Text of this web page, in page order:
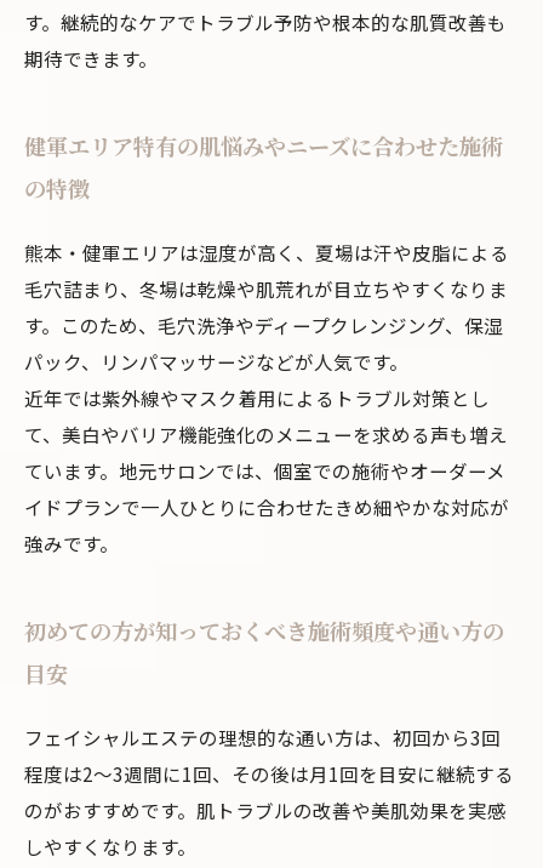
す。継続的なケアでトラブル予防や根本的な肌質改善も
期待できます。
健軍エリア特有の肌悩みやニーズに合わせた施術
の特徴
熊本・健軍エリアは湿度が高く、夏場は汗や皮脂による
毛穴詰まり、冬場は乾燥や肌荒れが目立ちやすくなりま
す。このため、毛穴洗浄やディープクレンジング、保湿
パック、リンパマッサージなどが人気です。
近年では紫外線やマスク着用によるトラブル対策とし
て、美白やバリア機能強化のメニューを求める声も増え
ています。地元サロンでは、個室での施術やオーダーメ
イドプランで一人ひとりに合わせたきめ細やかな対応が
強みです。
初めての方が知っておくべき施術頻度や通い方の
目安
フェイシャルエステの理想的な通い方は、初回から3回
程度は2～3週間に1回、その後は月1回を目安に継続する
のがおすすめです。肌トラブルの改善や美肌効果を実感
しやすくなります。